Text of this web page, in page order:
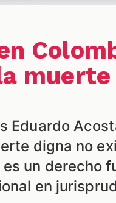
Eduardo
digna no
un derecho
en